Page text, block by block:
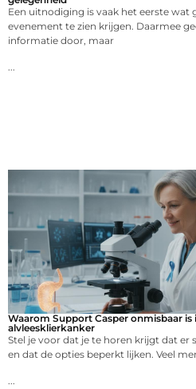
Een uitnodiging is vaak het eerste wat
evenement te zien krijgen. Daarmee
informatie door, maar
Waarom Support Casper onmisbaar is
alvleesklierkanker
Stel je voor dat je te horen krijgt dat er
en dat de opties beperkt lijken. Veel